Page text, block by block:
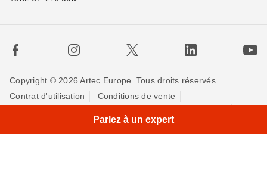
Copyright © 2026 Artec Europe. Tous droits réservés.
Contrat d'utilisation
Conditions de vente
Parlez à un expert